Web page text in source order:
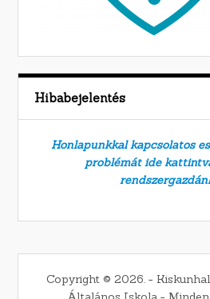
Hibabejelentés
Honlapunkkal kapcsolatos
problémát ide
Copyright © 2026. −